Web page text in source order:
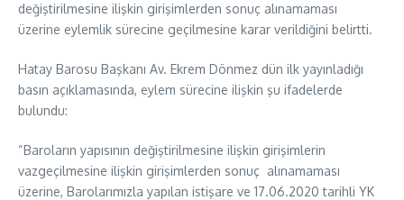
değiştirilmesine ilişkin girişimlerden sonuç alınamaması
üzerine eylemlik sürecine geçilmesine karar verildiğini belirtti.
Hatay Barosu Başkanı Av. Ekrem Dönmez dün ilk yayınladığı
basın açıklamasında, eylem sürecine ilişkin şu ifadelerde
bulundu:
“Baroların yapısının değiştirilmesine ilişkin girişimlerin
vazgeçilmesine ilişkin girişimlerden sonuç alınamaması
üzerine, Barolarımızla yapılan istişare ve 17.06.2020 tarihli YK